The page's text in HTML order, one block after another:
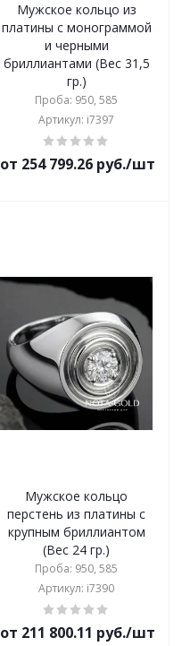
Мужское кольцо из
платины с монограммой
и черными
бриллиантами (Вес 31,5
гр.)
Проба: 950, 585
Артикул: i7397
от 254 799.26 руб./шт
Мужское кольцо
перстень из платины с
крупным бриллиантом
(Вес 24 гр.)
Проба: 950, 585
Артикул: i7390
от 211 800.11 руб./шт